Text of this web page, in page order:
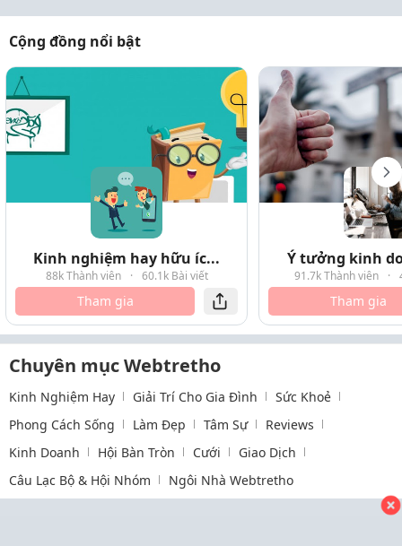
Cộng đồng nổi bật
Kinh nghiệm hay hữu íc...
88k Thành viên · 60.1k Bài viết
Tham gia
Ý tưởng kinh
91.7k Thành viên ·
Tham gia
Chuyên mục Webtretho
Kinh Nghiệm Hay Giải Trí Cho Gia Đình
Sức Khoẻ
Phong Cách Sống
Làm Đẹp Tâm Sự
Reviews
Kinh Doanh
Hội Bàn Tròn Cưới
Giao Dịch
Câu Lạc Bộ & Hội Nhóm
Ngôi Nhà Webtretho